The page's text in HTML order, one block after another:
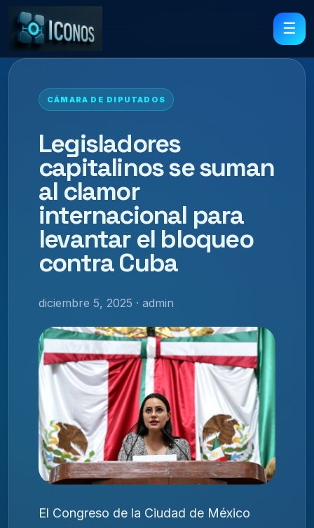
☰
CÁMARA DE DIPUTADOS
Legisladores
capitalinos se suman
al clamor
internacional para
levantar el bloqueo
contra Cuba
diciembre 5, 2025 · admin
El Congreso de la Ciudad de México